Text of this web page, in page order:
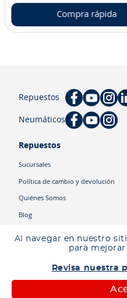
Al navegar en nuestro
para
Revisa nuestra
Ingresa tu ubicación para ver los
Compra rápida
Repuestos
Neumáticos
Repuestos
Sucursales
Política de cambio y devolución
Quiénes Somos
Blog